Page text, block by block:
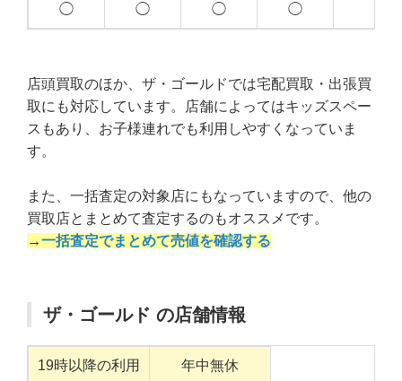
◯ ◯ ◯ ◯
店頭買取のほか、ザ・ゴールドでは宅配買取・出張買
取にも対応しています。店舗によってはキッズスペー
スもあり、お子様連れでも利用しやすくなっていま
す。
また、一括査定の対象店にもなっていますので、他の
買取店とまとめて査定するのもオススメです。
→一括査定でまとめて売値を確認する
ザ・ゴールド の店舗情報
19時以降の利用 年中無休